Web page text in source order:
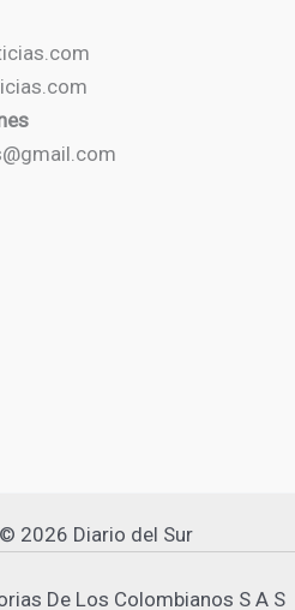
2026 Diario del Sur
De Los Colombianos S A S